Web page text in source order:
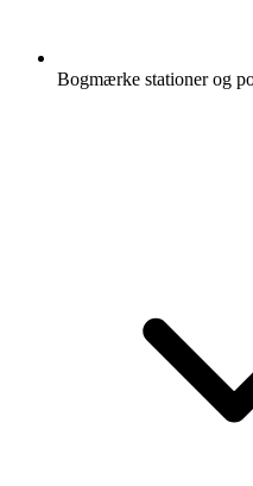
Bogmærke stationer og